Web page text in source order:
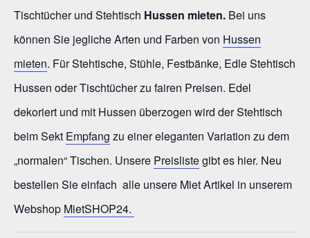
Tischtücher und Stehtisch Hussen mieten. Bei uns
können Sie jegliche Arten und Farben von Hussen
mieten. Für Stehtische, Stühle, Festbänke, Edle Stehtisch
Hussen oder Tischtücher zu fairen Preisen. Edel
dekoriert und mit Hussen überzogen wird der Stehtisch
beim Sekt Empfang zu einer eleganten Variation zu dem
„normalen“ Tischen. Unsere Preislistegibt es hier. Neu
bestellen Sie einfach alle unsere Miet Artikel in unserem
Webshop MietSHOP24.